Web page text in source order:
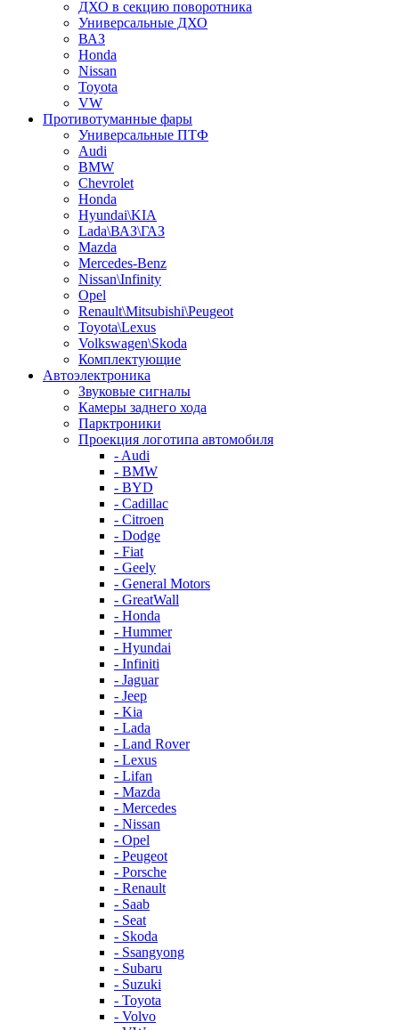
ДХО в секцию поворотника
Универсальные ДХО
ВАЗ
Honda
Nissan
Toyota
VW
Противотуманные фары
Универсальные ПТФ
Audi
BMW
Chevrolet
Honda
Hyundai\KIA
Lada\ВАЗ\ГАЗ
Mazda
Mercedes-Benz
Nissan\Infinity
Opel
Renault\Mitsubishi\Peugeot
Toyota\Lexus
Volkswagen\Skoda
Комплектующие
Автоэлектроника
Звуковые сигналы
Камеры заднего хода
Парктроники
Проекция логотипа автомобиля
- Audi
- BMW
- BYD
- Cadillac
- Citroen
- Dodge
- Fiat
- Geely
- General Motors
- GreatWall
- Honda
- Hummer
- Hyundai
- Infiniti
- Jaguar
- Jeep
- Kia
- Lada
- Land Rover
- Lexus
- Lifan
- Mazda
- Mercedes
- Nissan
- Opel
- Peugeot
- Porsche
- Renault
- Saab
- Seat
- Skoda
- Ssangyong
- Subaru
- Suzuki
- Toyota
- Volvo